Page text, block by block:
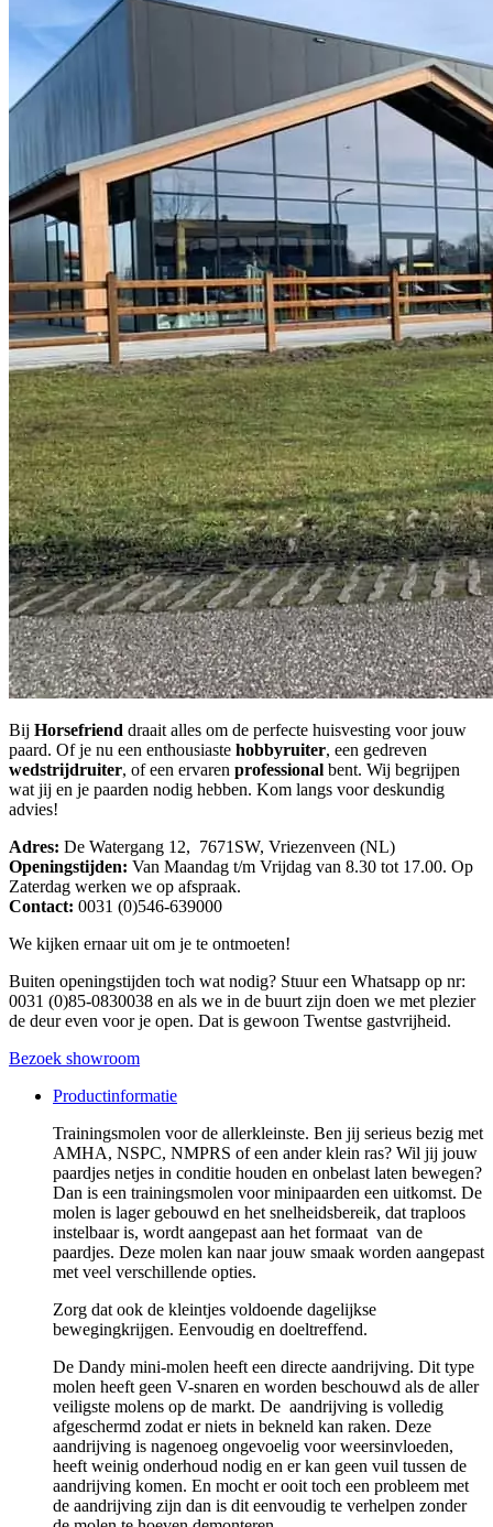
Bij Horsefriend draait alles om de perfecte huisvesting voor jouw
paard. Of je nu een enthousiaste hobbyruiter, een gedreven
wedstrijdruiter, of een ervaren professional bent. Wij begrijpen
wat jij en je paarden nodig hebben. Kom langs voor deskundig
advies!
Adres: De Watergang 12, 7671SW, Vriezenveen (NL)
Openingstijden: Van Maandag t/m Vrijdag van 8.30 tot 17.00. Op
Zaterdag werken we op afspraak.
Contact: 0031 (0)546-639000
We kijken ernaar uit om je te ontmoeten!
Buiten openingstijden toch wat nodig? Stuur een Whatsapp op nr:
0031 (0)85-0830038 en als we in de buurt zijn doen we met plezier
de deur even voor je open. Dat is gewoon Twentse gastvrijheid.
Bezoek showroom
Productinformatie
Trainingsmolen voor de allerkleinste. Ben jij serieus bezig met
AMHA, NSPC, NMPRS of een ander klein ras? Wil jij jouw
paardjes netjes in conditie houden en onbelast laten bewegen?
Dan is een trainingsmolen voor minipaarden een uitkomst. De
molen is lager gebouwd en het snelheidsbereik, dat traploos
instelbaar is, wordt aangepast aan het formaat van de
paardjes. Deze molen kan naar jouw smaak worden aangepast
met veel verschillende opties.
Zorg dat ook de kleintjes voldoende dagelijkse
bewegingkrijgen. Eenvoudig en doeltreffend.
De Dandy mini-molen heeft een directe aandrijving. Dit type
molen heeft geen V-snaren en worden beschouwd als de aller
veiligste molens op de markt. De aandrijving is volledig
afgeschermd zodat er niets in bekneld kan raken. Deze
aandrijving is nagenoeg ongevoelig voor weersinvloeden,
heeft weinig onderhoud nodig en er kan geen vuil tussen de
aandrijving komen. En mocht er ooit toch een probleem met
de aandrijving zijn dan is dit eenvoudig te verhelpen zonder